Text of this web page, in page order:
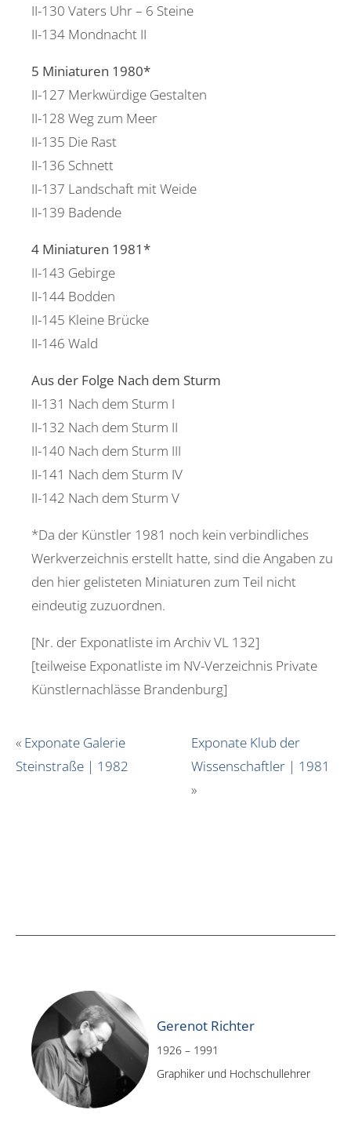
II-130 Vaters Uhr – 6 Steine
II-134 Mondnacht II
5 Miniaturen 1980*
II-127 Merkwürdige Gestalten
II-128 Weg zum Meer
II-135 Die Rast
II-136 Schnett
II-137 Landschaft mit Weide
II-139 Badende
4 Miniaturen 1981*
II-143 Gebirge
II-144 Bodden
II-145 Kleine Brücke
II-146 Wald
Aus der Folge Nach dem Sturm
II-131 Nach dem Sturm I
II-132 Nach dem Sturm II
II-140 Nach dem Sturm III
II-141 Nach dem Sturm IV
II-142 Nach dem Sturm V
*Da der Künstler 1981 noch kein verbindliches
Werkverzeichnis erstellt hatte, sind die Angaben zu
den hier gelisteten Miniaturen zum Teil nicht
eindeutig zuzuordnen.
[Nr. der Exponatliste im Archiv VL 132]
[teilweise Exponatliste im NV-Verzeichnis Private
Künstlernachlässe Brandenburg]
« Exponate Galerie
Steinstraße | 1982
Exponate Klub der
Wissenschaftler | 1981
»
Gerenot Richter
1926 – 1991
Graphiker und Hochschullehrer